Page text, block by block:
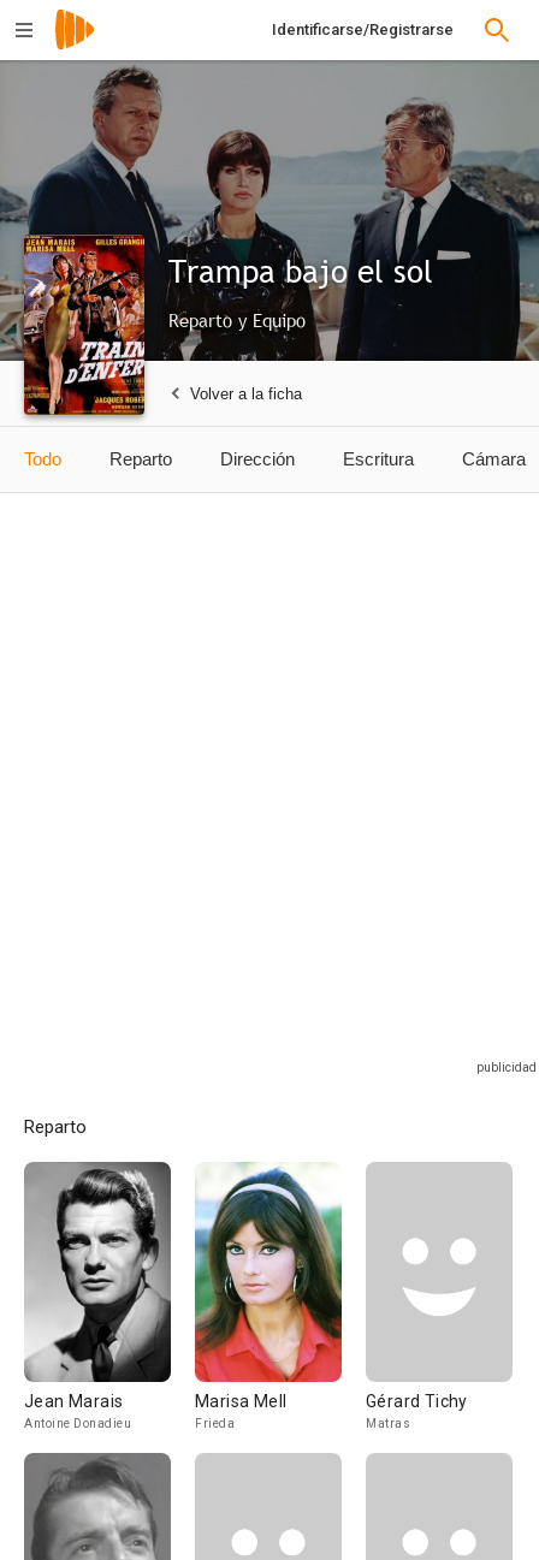
Identificarse/Registrarse
Trampa bajo el sol
Reparto y Equipo
Volver a la ficha
Todo Reparto Dirección Escritura Cámara
Reparto
Jean Marais
Antoine Donadieu
Marisa Mell
Frieda
Gérard Tichy
Matras